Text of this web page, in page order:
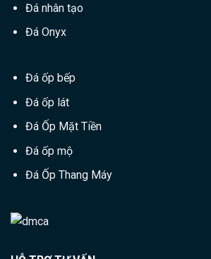
Đá nhân tạo
Đá Onyx
Đá ốp bếp
Đá ốp lát
Đá Ốp Mặt Tiền
Đá ốp mộ
Đá Ốp Thang Máy